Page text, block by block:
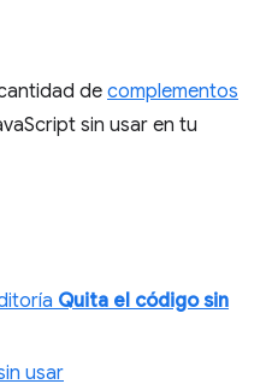
de complementos
sin usar en tu
Quita el código sin
usar